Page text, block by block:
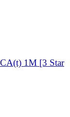
1M [3 Star